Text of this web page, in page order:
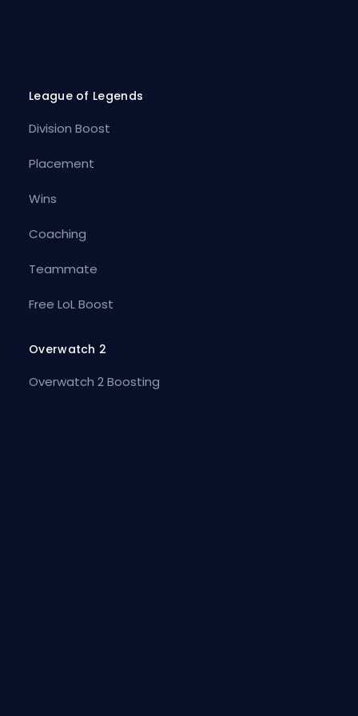
League of Legends
Division Boost
Placement
Wins
Coaching
Teammate
Free LoL Boost
Overwatch 2
Overwatch 2 Boosting